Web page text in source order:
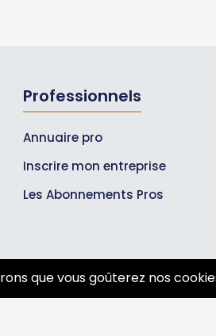
Professionnels
Annuaire pro
Inscrire mon entreprise
Les Abonnements Pros
que vous goûterez nos